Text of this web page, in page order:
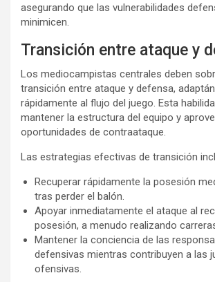
asegurando que las vulnerabilidades
minimicen.
Transición entre ataque y
Los mediocampistas centrales deben
transición entre ataque y defensa,
rápidamente al flujo del juego. Esta
mantener la estructura del equipo y
oportunidades de contraataque.
Las estrategias efectivas de transición
Recuperar rápidamente la posesión
tras perder el balón.
Apoyar inmediatamente el ataque al
posesión, a menudo realizando
Mantener la conciencia de las
defensivas mientras contribuyen a las
ofensivas.